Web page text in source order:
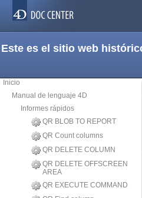
Este es el sitio web
Inicio
Manual de lenguaje 4D
Informes rápidos
QR BLOB TO REPORT
QR Count columns
QR DELETE COLUMN
QR DELETE OFFSCREEN
AREA
QR EXECUTE COMMAND